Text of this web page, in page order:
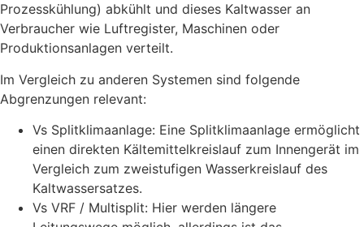
Prozesskühlung) abkühlt und dieses Kaltwasser an
Verbraucher wie Luftregister, Maschinen oder
Produktionsanlagen verteilt.
Im Vergleich zu anderen Systemen sind folgende
Abgrenzungen relevant:
Vs Splitklimaanlage: Eine Splitklimaanlage ermöglicht
einen direkten Kältemittelkreislauf zum Innengerät im
Vergleich zum zweistufigen Wasserkreislauf des
Kaltwassersatzes.
Vs VRF / Multisplit: Hier werden längere